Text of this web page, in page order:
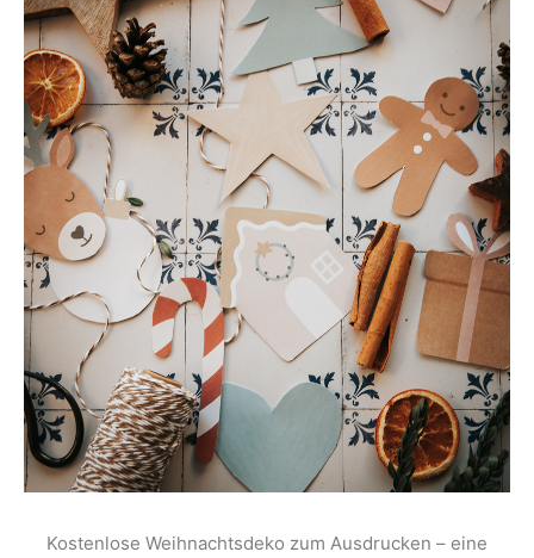
Kostenlose Weihnachtsdeko zum Ausdrucken – eine